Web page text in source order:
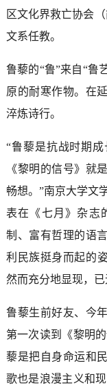
区文化界救亡协会
文系任教。
鲁藜的“鲁”来自“鲁
原的耐寒作物。在
淬炼诗行。
“鲁藜是抗战时期
《黎明的信号》就
畅想。”南京大学文
表在《七月》杂志
制、富有哲理的语
利民族挺身而起的
然而充分地显现，
鲁藜生前好友、今
第一次读到《黎明
藜是把自身命运和
歌也是浪漫主义和